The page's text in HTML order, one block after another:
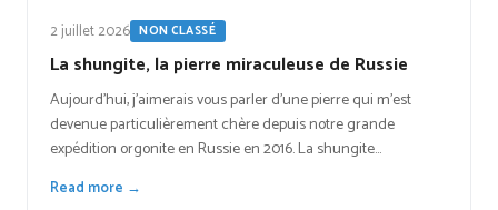
2 juillet 2026 NON CLASSÉ
La shungite, la pierre miraculeuse de Russie
Aujourd’hui, j’aimerais vous parler d’une pierre qui m’est
devenue particulièrement chère depuis notre grande
expédition orgonite en Russie en 2016. La shungite…
Read more →